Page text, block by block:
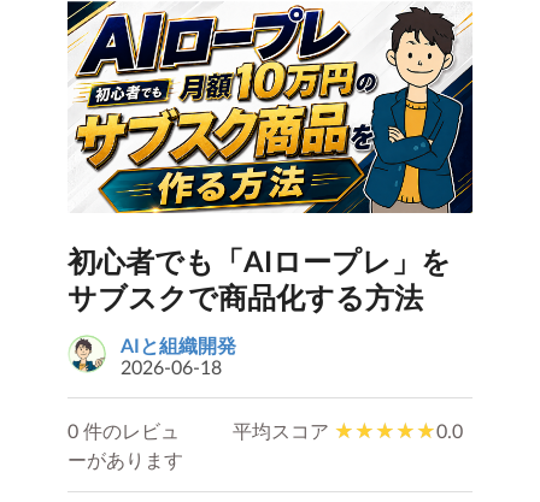
初心者でも「AIロープレ」を
サブスクで商品化する方法
AIと組織開発
2026-06-18
0 件のレビュ
ーがあります
平均スコア 0.0